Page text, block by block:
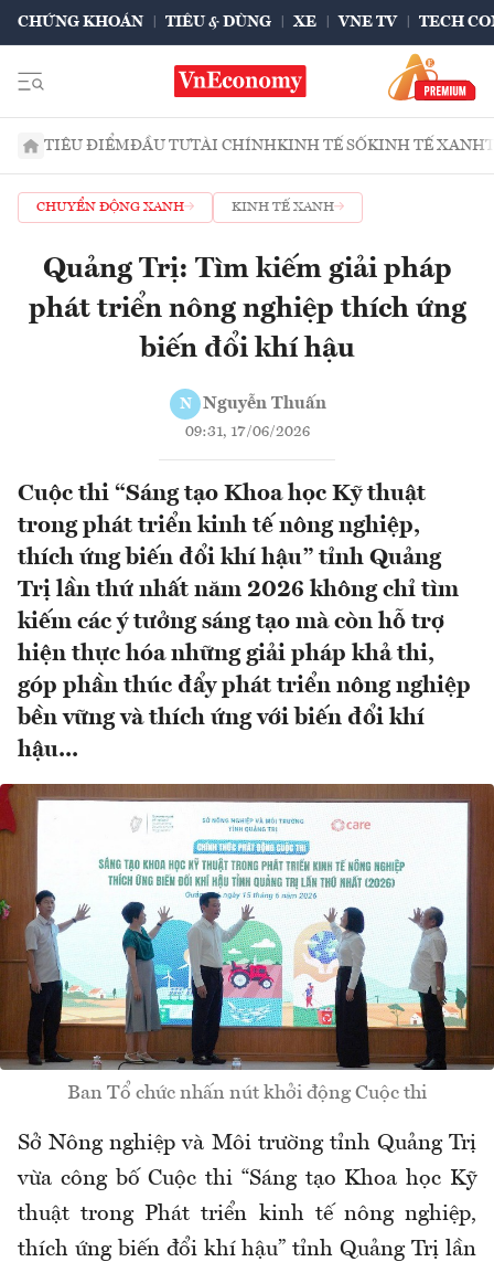
CHỨNG KHOÁN TIÊU & DÙNG XE VNE TV TECH
TIÊU ĐIỂMĐẦU TƯTÀI CHÍNHKINH TẾ SỐKINH TẾ XANH
CHUYỂN ĐỘNG XANH KINH TẾ XANH
Quảng Trị: Tìm kiếm giải pháp
phát triển nông nghiệp thích ứng
biến đổi khí hậu
N Nguyễn Thuấn
09:31, 17/06/2026
Cuộc thi “Sáng tạo Khoa học Kỹ thuật
trong phát triển kinh tế nông nghiệp,
thích ứng biến đổi khí hậu” tỉnh Quảng
Trị lần thứ nhất năm 2026 không chỉ tìm
kiếm các ý tưởng sáng tạo mà còn hỗ trợ
hiện thực hóa những giải pháp khả thi,
góp phần thúc đẩy phát triển nông nghiệp
bền vững và thích ứng với biến đổi khí
hậu...
Ban Tổ chức nhấn nút khởi động Cuộc thi
Sở Nông nghiệp và Môi trường tỉnh Quảng Trị
vừa công bố Cuộc thi “Sáng tạo Khoa học Kỹ
thuật trong Phát triển kinh tế nông nghiệp,
thích ứng biến đổi khí hậu” tỉnh Quảng Trị lần